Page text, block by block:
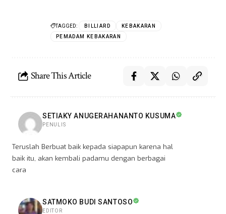
TAGGED: BILLIARD
KEBAKARAN
PEMADAM KEBAKARAN
Share This Article
SETIAKY ANUGERAHANANTO KUSUMA
PENULIS
Teruslah Berbuat baik kepada siapapun karena hal
baik itu, akan kembali padamu dengan berbagai
cara
SATMOKO BUDI SANTOSO
EDITOR